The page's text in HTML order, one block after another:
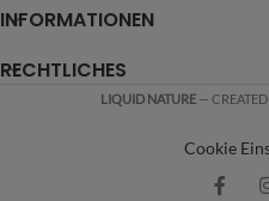
INFORMATIONEN
RECHTLICHES
LIQUID NATURE —
Cookie